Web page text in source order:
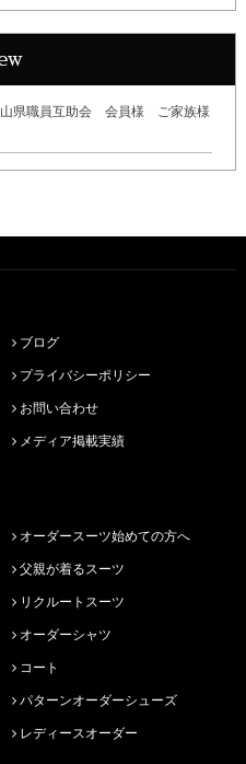
山県職員互助会 会員様 ご家族様
ブログ
プライバシーポリシー
お問い合わせ
メディア掲載実績
オーダースーツ始めての方へ
父親が着るスーツ
リクルートスーツ
オーダーシャツ
コート
パターンオーダーシューズ
レディースオーダー